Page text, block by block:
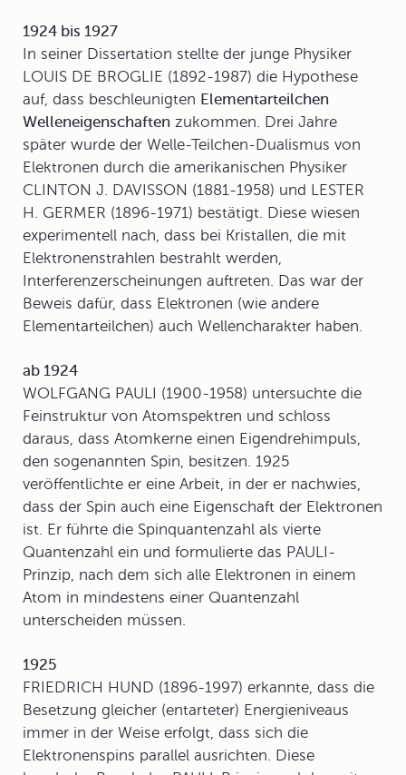
1924 bis 1927
In seiner Dissertation stellte der junge Physiker
LOUIS DE BROGLIE (1892-1987) die Hypothese
auf, dass beschleunigten Elementarteilchen
Welleneigenschaften zukommen. Drei Jahre
später wurde der Welle-Teilchen-Dualismus von
Elektronen durch die amerikanischen Physiker
CLINTON J. DAVISSON (1881-1958) und LESTER
H. GERMER (1896-1971) bestätigt. Diese wiesen
experimentell nach, dass bei Kristallen, die mit
Elektronenstrahlen bestrahlt werden,
Interferenzerscheinungen auftreten. Das war der
Beweis dafür, dass Elektronen (wie andere
Elementarteilchen) auch Wellencharakter haben.
ab 1924
WOLFGANG PAULI (1900-1958) untersuchte die
Feinstruktur von Atomspektren und schloss
daraus, dass Atomkerne einen Eigendrehimpuls,
den sogenannten Spin, besitzen. 1925
veröffentlichte er eine Arbeit, in der er nachwies,
dass der Spin auch eine Eigenschaft der Elektronen
ist. Er führte die Spinquantenzahl als vierte
Quantenzahl ein und formulierte das PAULI-
Prinzip, nach dem sich alle Elektronen in einem
Atom in mindestens einer Quantenzahl
unterscheiden müssen.
1925
FRIEDRICH HUND (1896-1997) erkannte, dass die
Besetzung gleicher (entarteter) Energieniveaus
immer in der Weise erfolgt, dass sich die
Elektronenspins parallel ausrichten. Diese